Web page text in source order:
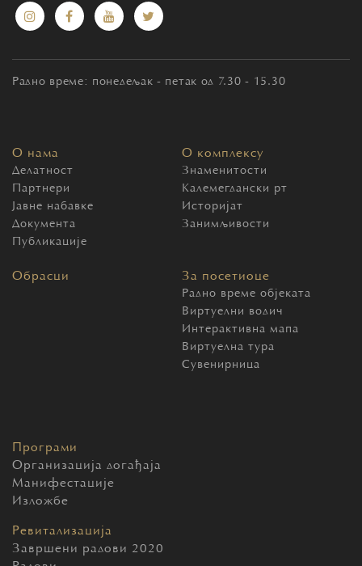
Радно време: понедељак - петак од 7.30 - 15.30
О нама
Делатност
Партнери
Јавне набавке
Документа
Публикације
О комплексу
Знаменитости
Калемегдански рт
Историјат
Занимљивости
Обрасци За посетиоце
Радно време објеката
Виртуелни водич
Интерактивна мапа
Виртуелна тура
Сувенирница
Програми
Организација догађаја
Манифестације
Изложбе
Ревитализација
Завршени радови 2020